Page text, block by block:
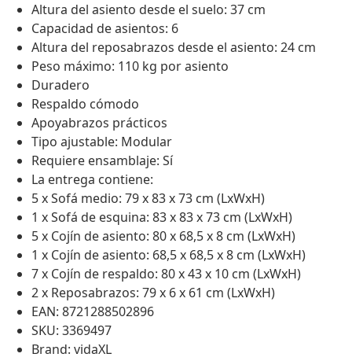
Altura del asiento desde el suelo: 37 cm
Capacidad de asientos: 6
Altura del reposabrazos desde el asiento: 24 cm
Peso máximo: 110 kg por asiento
Duradero
Respaldo cómodo
Apoyabrazos prácticos
Tipo ajustable: Modular
Requiere ensamblaje: Sí
La entrega contiene:
5 x Sofá medio: 79 x 83 x 73 cm (LxWxH)
1 x Sofá de esquina: 83 x 83 x 73 cm (LxWxH)
5 x Cojín de asiento: 80 x 68,5 x 8 cm (LxWxH)
1 x Cojín de asiento: 68,5 x 68,5 x 8 cm (LxWxH)
7 x Cojín de respaldo: 80 x 43 x 10 cm (LxWxH)
2 x Reposabrazos: 79 x 6 x 61 cm (LxWxH)
EAN: 8721288502896
SKU: 3369497
Brand: vidaXL